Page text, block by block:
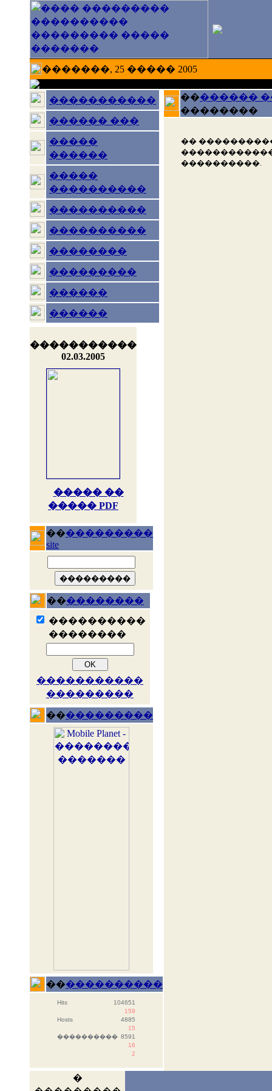
�������, 25 ����� 2005
�����������
������ ���
�����
������
�����
����������
����������
����������
��������
���������
������
������
�����������
02.03.2005
����� ��
����� PDF
�����������
site
����������
����������
��������
�����������
���������
�����������
������������
Hits
104651
159
Hosts
4885
15
���������� 8591
16
2
��������
��������
��
����������.
�